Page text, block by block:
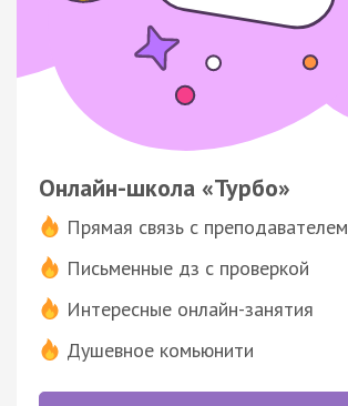
Онлайн-школа «Турбо»
Прямая связь с преподавателем
Письменные дз с проверкой
Интересные онлайн-занятия
Душевное комьюнити